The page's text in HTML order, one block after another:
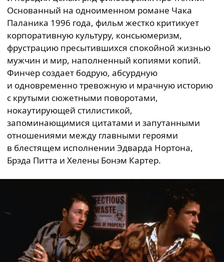
Основанный на одноименном романе Чака
Паланика 1996 года, фильм жестко критикует
корпоративную культуру, консьюмеризм,
фрустрацию пресытившихся спокойной жизнью
мужчин и мир, наполненный копиями копий.
Финчер создает бодрую, абсурдную
и одновременно тревожную и мрачную историю
с крутыми сюжетными поворотами,
нокаутирующей стилистикой,
запоминающимися цитатами и запутанными
отношениями между главными героями
в блестящем исполнении Эдварда Нортона,
Брэда Питта и Хелены Бонэм Картер.